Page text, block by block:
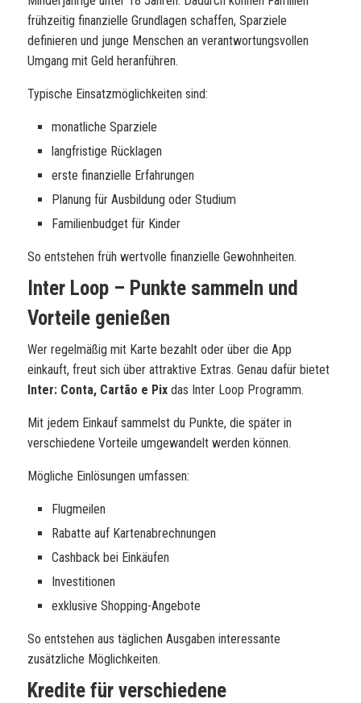
frühzeitig finanzielle Grundlagen schaffen, Sparziele
definieren und junge Menschen an verantwortungsvollen
Umgang mit Geld heranführen.
Typische Einsatzmöglichkeiten sind:
monatliche Sparziele
langfristige Rücklagen
erste finanzielle Erfahrungen
Planung für Ausbildung oder Studium
Familienbudget für Kinder
So entstehen früh wertvolle finanzielle Gewohnheiten.
Inter Loop – Punkte sammeln und
Vorteile genießen
Wer regelmäßig mit Karte bezahlt oder über die App
einkauft, freut sich über attraktive Extras. Genau dafür bietet
Inter: Conta, Cartão e Pix das Inter Loop Programm.
Mit jedem Einkauf sammelst du Punkte, die später in
verschiedene Vorteile umgewandelt werden können.
Mögliche Einlösungen umfassen:
Flugmeilen
Rabatte auf Kartenabrechnungen
Cashback bei Einkäufen
Investitionen
exklusive Shopping-Angebote
So entstehen aus täglichen Ausgaben interessante
zusätzliche Möglichkeiten.
Kredite für verschiedene